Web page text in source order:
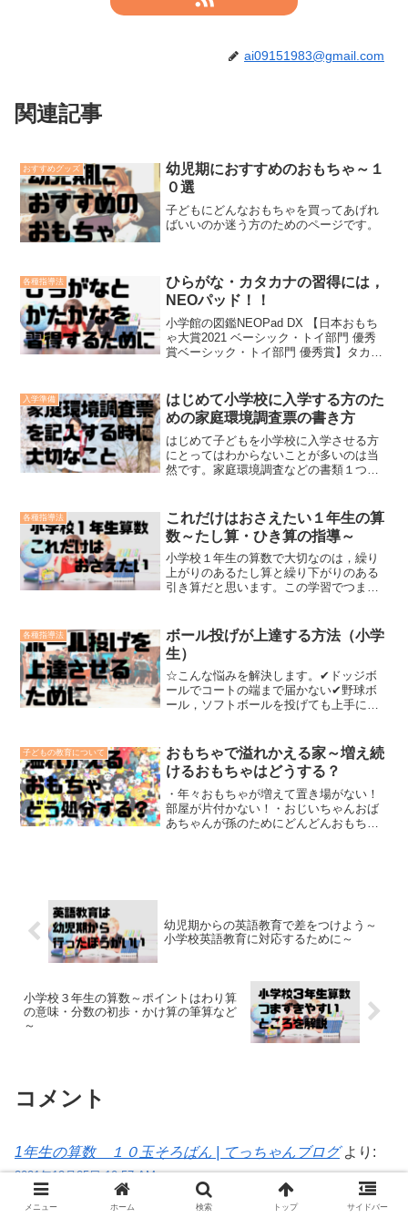
ai09151983@gmail.com
関連記事
おすすめグッズ
幼児期におすすめのおもちゃ～１
０選
子どもにどんなおもちゃを買ってあげれ
ばいいのか迷う方のためのページです。
各種指導法
ひらがな・カタカナの習得には，
NEOパッド！！
小学館の図鑑NEOPad DX 【日本おもち
ゃ大賞2021 ベーシック・トイ部門 優秀
賞ベーシック・トイ部門 優秀賞】タカラ
親御さんにおすすめ✔なか...
入学準備
はじめて小学校に入学する方のた
めの家庭環境調査票の書き方
はじめて子どもを小学校に入学させる方
にとってはわからないことが多いのは当
然です。家庭環境調査などの書類１つと
ん。この記事で徹底解説します。
各種指導法
これだけはおさえたい１年生の算
数～たし算・ひき算の指導～
小学校１年生の算数で大切なのは，繰り
上がりのあるたし算と繰り下がりのある
引き算だと思います。この学習でつまず
数について☆・２年生の算数・３年生の
算数・４年生の算数・５年...
各種指導法
ボール投げが上達する方法（小学
生）
☆こんな悩みを解決します。✔ドッジボ
ールでコートの端まで届かない✔野球ボ
ール，ソフトボールを投げても上手に投
技の基本ですね。上手にできた方が運動
の幅が広がります。ズバリ...
子どもの教育について
おもちゃで溢れかえる家～増え続
けるおもちゃはどうする？
・年々おもちゃが増えて置き場がない！
部屋が片付かない！・おじいちゃんおば
あちゃんが孫のためにどんどんおもちゃ
幼児期からの英語教育で差をつけよう～
小学校英語教育に対応するために～
小学校３年生の算数～ポイントはわり算
の意味・分数の初歩・かけ算の筆算など
～
コメント
1年生の算数 １０玉そろばん | てっちゃんブログ より:
2021年12月25日 10:57 AM
[…] ←小学校２年生算数 […]
メニュー ホーム 検索 トップ サイドバー